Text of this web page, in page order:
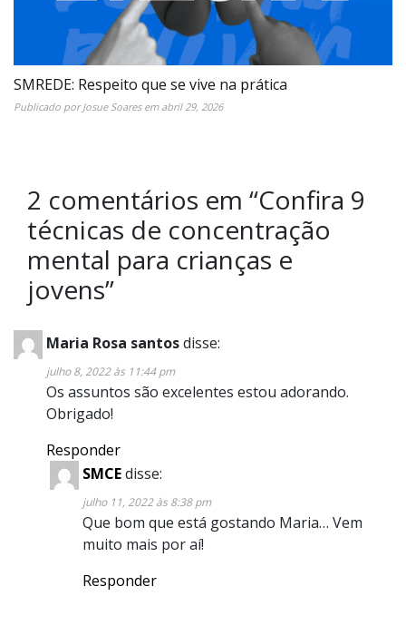
SMREDE: Respeito que se vive na prática
Publicado porJosue Soaresem abril 29, 2026
2 comentários em “Confira 9
técnicas de concentração
mental para crianças e
jovens”
Maria Rosa santosdisse:
julho 8, 2022 às 11:44 pm
Os assuntos são excelentes estou adorando.
Obrigado!
Responder
SMCEdisse:
julho 11, 2022 às 8:38 pm
Que bom que está gostando Maria… Vem
muito mais por aí!
Responder